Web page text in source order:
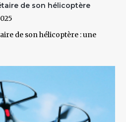
de son hélicoptère
de son hélicoptère : une